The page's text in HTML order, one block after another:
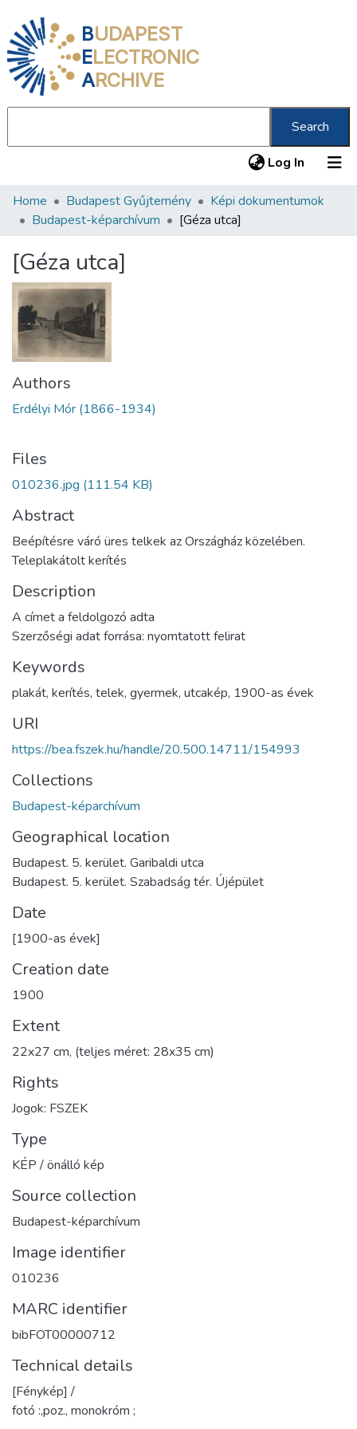
BUDAPEST
ELECTRONIC
ARCHIVE
Search
Log In (current)
Communities & Collections
Statistics
About us
Home Budapest Gyűjtemény
Képi dokumentumok
Budapest-képarchívum
[Géza utca]
[Géza utca]
Authors
Erdélyi Mór (1866-1934)
Files
010236.jpg (111.54 KB)
Abstract
Beépítésre váró üres telkek az Országház közelében.
Teleplakátolt kerítés
Description
A címet a feldolgozó adta
Szerzőségi adat forrása: nyomtatott felirat
Keywords
plakát, kerítés, telek, gyermek, utcakép, 1900-as évek
URI
https://bea.fszek.hu/handle/20.500.14711/154993
Collections
Budapest-képarchívum
Geographical location
Budapest. 5. kerület. Garibaldi utca
Budapest. 5. kerület. Szabadság tér. Újépület
Date
[1900-as évek]
Creation date
1900
Extent
22x27 cm, (teljes méret: 28x35 cm)
Rights
Jogok: FSZEK
Type
KÉP / önálló kép
Source collection
Budapest-képarchívum
Image identifier
010236
MARC identifier
bibFOT00000712
Technical details
[Fénykép] /
fotó :,poz., monokróm ;